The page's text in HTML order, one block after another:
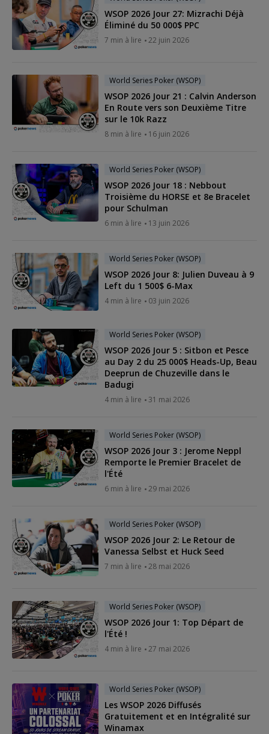
WSOP 2026 Jour 27: Mizrachi Déjà
Éliminé du 50 000$ PPC
7 min à lire 22 juin 2026
World Series Poker (WSOP)
WSOP 2026 Jour 21 : Calvin Anderson
En Route vers son Deuxième Titre
sur le 10k Razz
8 min à lire 16 juin 2026
World Series Poker (WSOP)
WSOP 2026 Jour 18 : Nebbout
Troisième du HORSE et 8e Bracelet
pour Schulman
6 min à lire 13 juin 2026
World Series Poker (WSOP)
WSOP 2026 Jour 8: Julien Duveau à 9
Left du 1 500$ 6-Max
4 min à lire 03 juin 2026
World Series Poker (WSOP)
WSOP 2026 Jour 5 : Sitbon et Pesce
au Day 2 du 25 000$ Heads-Up, Beau
Deeprun de Chuzeville dans le
Badugi
4 min à lire 31 mai 2026
World Series Poker (WSOP)
WSOP 2026 Jour 3 : Jerome Neppl
Remporte le Premier Bracelet de
l'Été
6 min à lire 29 mai 2026
World Series Poker (WSOP)
WSOP 2026 Jour 2: Le Retour de
Vanessa Selbst et Huck Seed
7 min à lire 28 mai 2026
World Series Poker (WSOP)
WSOP 2026 Jour 1: Top Départ de
l'Été !
4 min à lire 27 mai 2026
World Series Poker (WSOP)
Les WSOP 2026 Diffusés
Gratuitement et en Intégralité sur
Winamax